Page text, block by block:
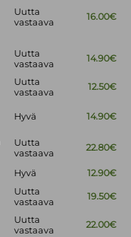
Uutta
vastaava
16.00€
Uutta
vastaava
14.90€
Uutta
vastaava
12.50€
Hyvä 14.90€
Uutta
vastaava
22.80€
Hyvä 12.90€
Uutta
vastaava
19.50€
Uutta
vastaava
22.00€